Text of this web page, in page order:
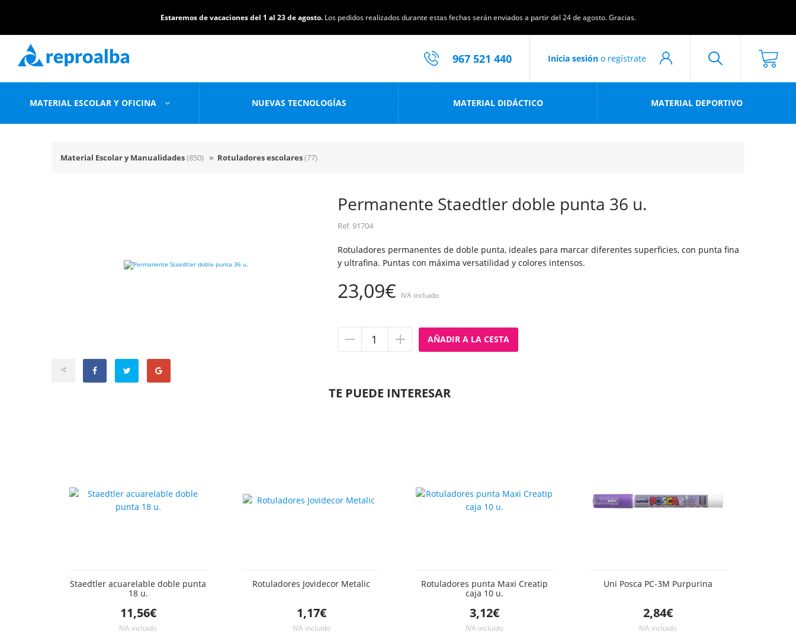
Estaremos de vacaciones del 1 al 23 de agosto. Los pedidos realizados durante estas fechas serán enviados a partir del 24 de agosto. Gracias.
Inicia sesión o regístrate
967 521 440
MATERIAL ESCOLAR Y OFICINA NUEVAS TECNOLOGÍAS MATERIAL DIDÁCTICO MATERIAL DEPORTIVO
Material Escolar y Manualidades(850) » Rotuladores escolares(77)
Permanente Staedtler doble punta 36 u.
Ref.91704
Rotuladores permanentes de doble punta, ideales para marcar diferentes superficies, con punta fina
y ultrafina. Puntas con máxima versatilidad y colores intensos.
23,09€ IVA incluido
TE PUEDE INTERESAR
Staedtler acuarelable doble punta
18 u.
11,56€
IVA incluido
Rotuladores Jovidecor Metalic
1,17€
IVA incluido
Rotuladores punta Maxi Creatip
caja 10 u.
3,12€
IVA incluido
Uni Posca PC-3M Purpurina
2,84€
IVA incluido